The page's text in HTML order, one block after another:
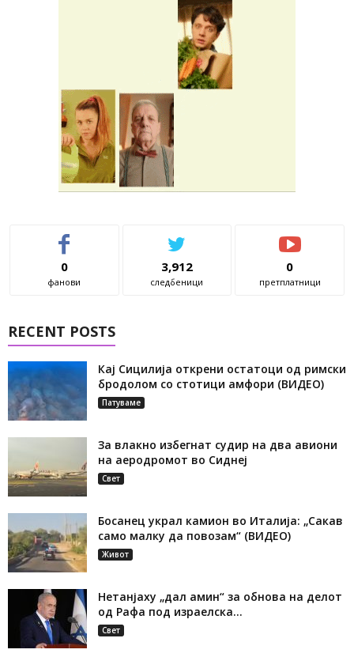
0
фанови
3,912
следбеници
0
претплатници
RECENT POSTS
Кај Сицилија открени остатоци од римски
бродолом со стотици амфори (ВИДЕО)
Патуваме
За влакно избегнат судир на два авиони
на аеродромот во Сиднеј
Свет
Босанец украл камион во Италија: „Сакав
само малку да повозам“ (ВИДЕО)
Живот
Нетанјаху „дал амин“ за обнова на делот
од Рафа под израелска...
Свет